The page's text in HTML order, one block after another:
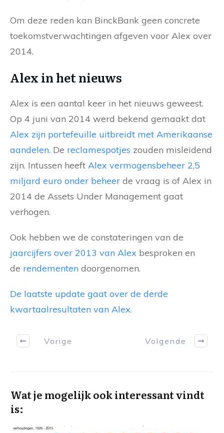
Om deze reden kan BinckBank geen concrete
toekomstverwachtingen afgeven voor Alex over
2014.
Alex in het nieuws
Alex is een aantal keer in het nieuws geweest.
Op 4 juni van 2014 werd bekend gemaakt dat
Alex zijn portefeuille uitbreidt met Amerikaanse
aandelen. De reclamespotjes zouden misleidend
zijn. Intussen heeft Alex vermogensbeheer 2,5
miljard euro onder beheer de vraag is of Alex in
2014 de Assets Under Management gaat
verhogen.
Ook hebben we de constateringen van de
jaarcijfers over 2013 van Alex besproken en
de rendementen doorgenomen.
De laatste update gaat over de derde
kwartaalresultaten van Alex.
Vorige Volgende
Wat je mogelijk ook interessant vindt
is: